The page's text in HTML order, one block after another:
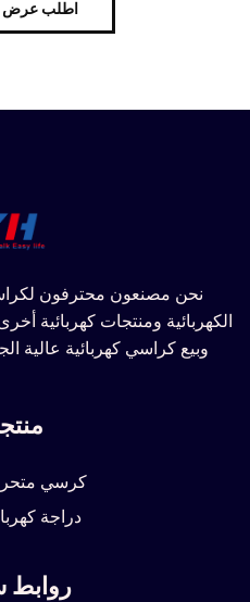
اطلب عرض
نحن مصنعون محترفون
الكهربائية ومنتجات كهربائية
وبيع كراسي كهربائية عالية
كرسي
دراجة
روابط